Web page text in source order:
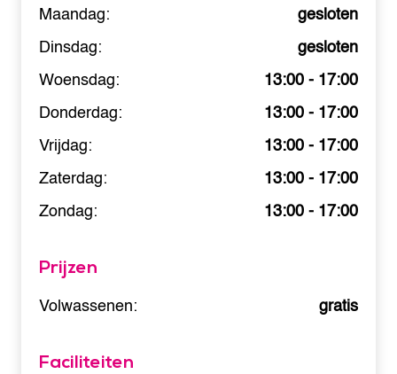
Maandag:
gesloten
Dinsdag:
gesloten
Woensdag:
13:00 - 17:00
Donderdag:
13:00 - 17:00
Vrijdag:
13:00 - 17:00
Zaterdag:
13:00 - 17:00
Zondag:
13:00 - 17:00
Prijzen
Volwassenen: gratis
Faciliteiten